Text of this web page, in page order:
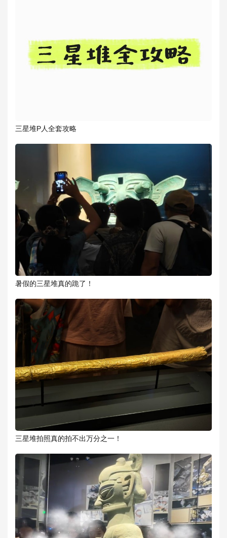
三星堆P人全套攻略
暑假的三星堆真的跪了！
三星堆拍照真的拍不出万分之一！